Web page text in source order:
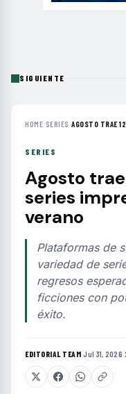
SIGUIENTE
HOME› SERIES ›AGOSTO TRAE
SERIES
Agosto
series
verano
Plataformas de
variedad de
regresos
ficciones con
éxito.
EDITORIAL TEAM·Jul 31, 2026·